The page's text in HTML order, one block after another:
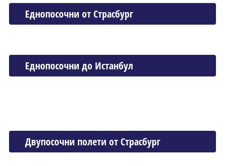
Еднопосочни от Страсбург
Еднопосочни до Истанбул
Двупосочни полети от Страсбург